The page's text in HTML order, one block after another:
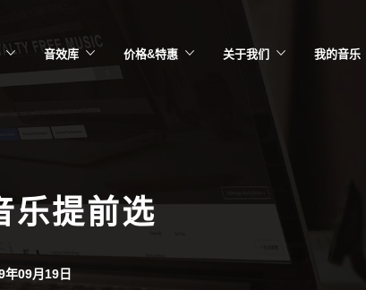
音效库 价格&特惠 关于我们 我的音乐
乐提前选
年09月19日